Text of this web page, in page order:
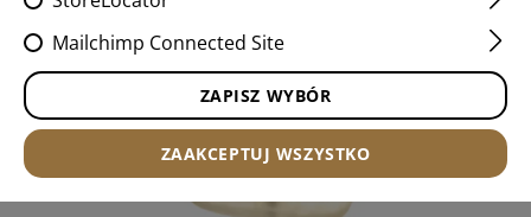
Mailchimp Connected Site
ZAPISZ WYBÓR
ZAAKCEPTUJ WSZYSTKO